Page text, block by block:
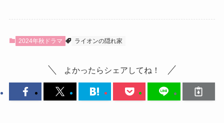
2024年秋ドラマ ライオンの隠れ家
よかったらシェアしてね！